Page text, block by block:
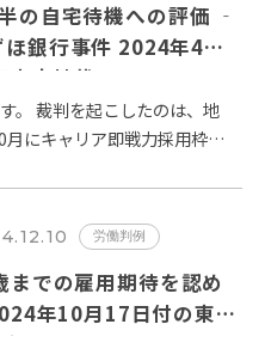
の自宅待機への評価 ‐
行事件 2024年4月
東京地裁
。 裁判を起こしたのは、地
にキャリア即戦力採用枠で
労働判例
までの雇用期待を認め
年10月17日付の東京
判決